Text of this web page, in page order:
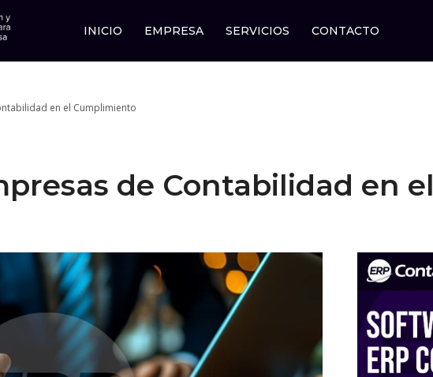
INICIO EMPRESA SERVICIOS CONTACTO
en el Cumplimiento
de Contabilidad en el